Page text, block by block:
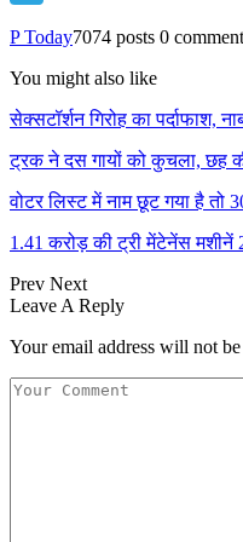
P Today7074 posts 0
You might also like
सेक्सटॉर्शन गिरोह का पर्दाफाश,
ट्रक ने दस गायों को कुचला, छह
वोटर लिस्ट में नाम छूट गया है
1.41 करोड़ की ट्री मेंटेनेंस मशीनें
Prev Next
Leave A Reply
Your email address will not